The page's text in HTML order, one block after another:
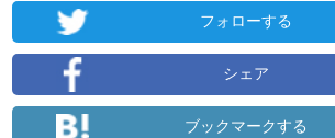
フォローする
シェア
ブックマークする